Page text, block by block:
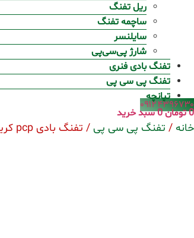
ریل تفنگ
ساچمه تفنگ
سایلنسر
شارژ پی‌سی‌پی
تفنگ بادی فنری
تفنگ پی سی پی
تپانچه
۰۹۱۲۴۳۹۶۷۳۰
0تومان0سبد خرید
خانه / تفنگ پی سی پی / تفنگ بادی pcp کریکت W